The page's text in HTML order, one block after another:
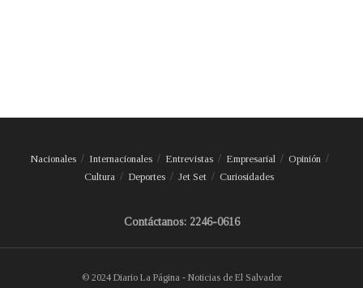
Nacionales Internacionales Entrevistas Empresarial
Opinión
Cultura
Deportes Jet Set Curiosidades
Contáctanos: 2246-0616
© 2024 Diario La Página - Noticias de El Salvador